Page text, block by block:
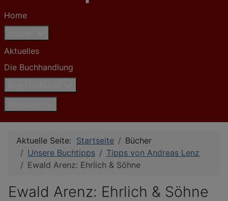
Home
Aktuelles
Die Buchhandlung
Aktuelle Seite: Startseite
Bücher
Unsere Buchtipps
Tipps von Andreas Lenz
Ewald Arenz: Ehrlich & Söhne
Ewald Arenz: Ehrlich & Söhne